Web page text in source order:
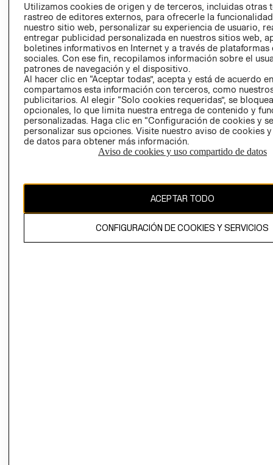
AVISO DE
PRIVACIDAD
GIFT CARD
AVISO DE
El contenido de esta página web está protegido por copyright y es
Utilizamos cookies de origen y de terceros, incluidas otras
rastreo de editores externos, para ofrecerle la
nuestro sitio web, personalizar su experiencia de usuario,
entregar publicidad personalizada en nuestros sitios web,
boletines informativos en Internet y a través de plataformas
sociales. Con ese fin, recopilamos información sobre el
patrones de navegación y el dispositivo.
Al hacer clic en “Aceptar todas”, acepta y está de acuerdo
compartamos esta información con terceros, como
publicitarios. Al elegir “Solo cookies requeridas”, se
opcionales, lo que limita nuestra entrega de contenido y
personalizadas. Haga clic en “Configuración de cookies y
personalizar sus opciones. Visite nuestro aviso de cookies
de datos para obtener más información.
Aviso de cookies y uso compartido de datos
ACEPTAR TODO
CONFIGURACIÓN DE COOKIES Y SERVICIOS